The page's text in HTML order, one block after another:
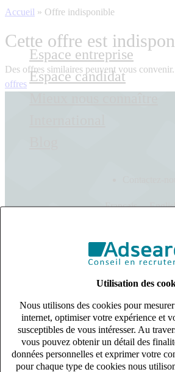
Utilisation des
Nous utilisons des cookies pour
internet, optimiser votre expérience et
susceptibles de vous intéresser. Au
vous pouvez obtenir un détail des
données personnelles et exprimer votre
pour chaque type de cookies nous
Espace entreprise
Espace candidat
Français
Accueil » Offre indisponible
Cette offre est
Des offres similaires peuvent vous
offres
s'adapter à vos besoin en recrutement
10 univers
connaître votre secteur et ses enjeux
12 bureaux en France
proximité avec nos clients et nos